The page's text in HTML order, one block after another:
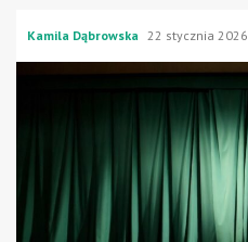
Kamila Dąbrowska 22 stycznia 2026